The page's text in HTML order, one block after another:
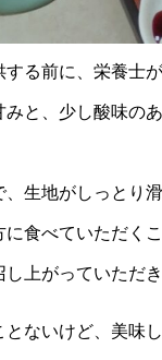
する前に、栄養士
みと、少し酸味の
生地がしっとり
に食べていただく
上がっていただ
とないけど、美味